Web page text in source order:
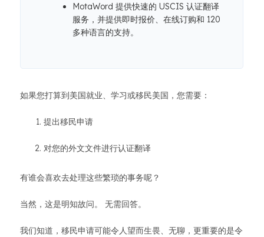
MotaWord 提供快速的 USCIS 认证翻译
服务，并提供即时报价、在线订购和 120
多种语言的支持。
如果您打算到美国就业、学习或移民美国，您需要：
提出移民申请
对您的外文文件进行认证翻译
有谁会喜欢去处理这些繁琐的事务呢？
当然，这是明知故问。 无需回答。
我们知道，移民申请可能令人望而生畏、无聊，更重要的是令